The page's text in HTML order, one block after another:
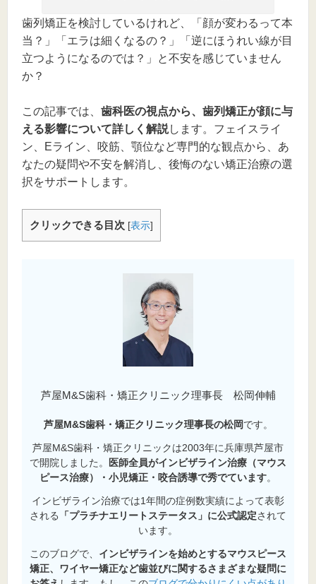
歯列矯正を検討しているけれど、「顔が変わるって本
当？」「エラは細くなるの？」「逆にほうれい線が目
立つようになるのでは？」と不安を感じていません
か？
この記事では、 歯科医の視点から、歯列矯正が顔に与
える影響について詳しく解説します。フェイスライ
ン、Eライン、咬筋、顎位など専門的な観点から、あ
なたの疑問や不安を解消し、後悔のない矯正治療の選
択をサポートします。
クリックできる目次 [表示]
芦屋M&S歯科・矯正クリニック理事長 松岡伸輔
芦屋M&S歯科・矯正クリニック理事長の松岡です。
芦屋M&S歯科・矯正クリニックは2003年に兵庫県芦屋市
で開院しました。
医師全員がインビザライン治療（マウス
ピース治療）・小児矯正・咬合誘導で秀でています。
インビザライン治療では1年間の症例数実績によって表彰
される
「プラチナエリートステータス」に公式認定されて
います。
このブログで、 インビザラインを始めとするマウスピース
矯正、ワイヤー矯正など歯並びに関するさまざまな疑問に